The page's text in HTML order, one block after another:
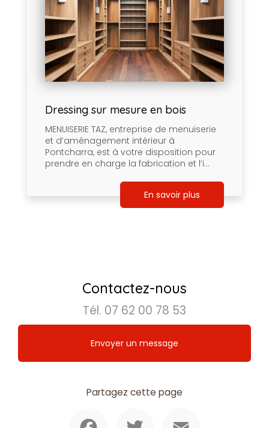
Dressing sur mesure en bois
MENUISERIE TAZ, entreprise de menuiserie
et d’aménagement intérieur à
Pontcharra, est à votre disposition pour
prendre en charge la fabrication et l’i...
En savoir plus
Contactez-nous
Tél. 07 62 00 78 53
Envoyer un message
Partagez cette page